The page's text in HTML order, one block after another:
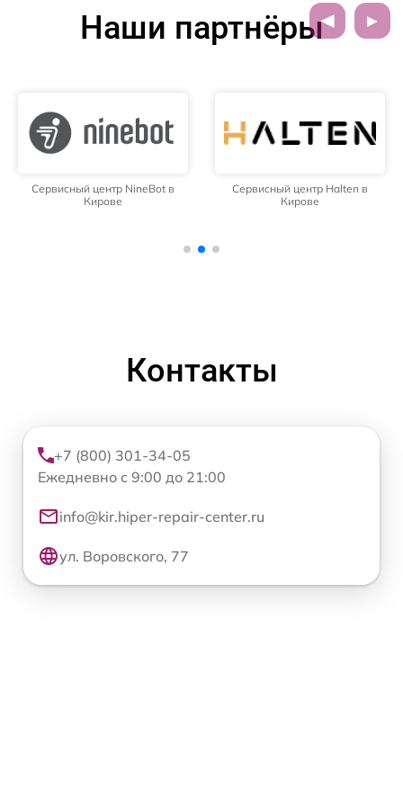
Наши партнёры
Сервисный центр NineBot в
Кирове
Сервисный центр Halten в
Кирове
Контакты
+7 (800) 301-34-05
Ежедневно с 9:00 до 21:00
info@kir.hiper-repair-center.ru
ул. Воровского, 77